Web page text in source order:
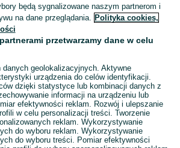
będą sygnalizowane naszym partnerom i
na dane przeglądania. Polityka cookies,
przetwarzamy dane w celu
danych geolokalizacyjnych. Aktywne
urządzenia do celów identyfikacji.
dzięki statystyce lub kombinacji danych z
informacji na urządzeniu lub
efektywności reklam. Rozwój i ulepszanie
w celu personalizacji treści. Tworzenie
reklam. Wykorzystywanie
do wyboru reklam. Wykorzystywanie
do wyboru treści. Pomiar efektywności